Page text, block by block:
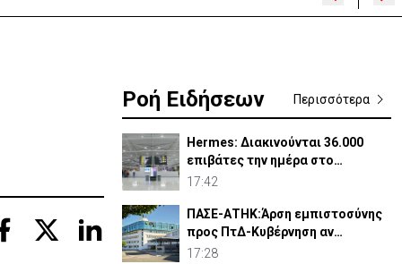
Ροή Ειδήσεων Περισσότερα
Hermes: Διακινούνται 36.000
επιβάτες την ημέρα στο
αεροδρόμιο Λάρνακας
17:42
ΠΑΣΕ-ΑΤΗΚ:Άρση εμπιστοσύνης
προς ΠτΔ-Κυβέρνηση αν
αντικατασταθεί ο Οικονομίδης
17:28